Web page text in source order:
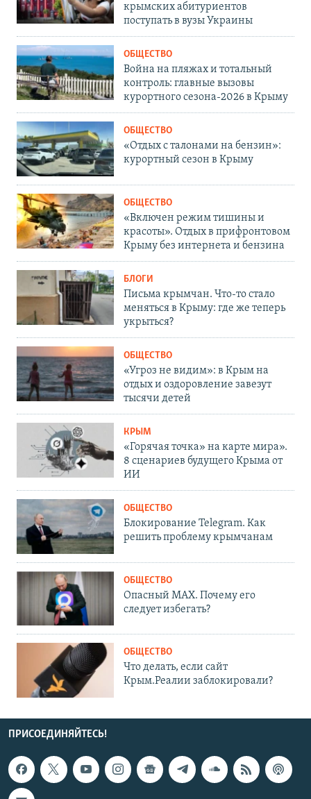
крымских абитуриентов
поступать в вузы Украины
ОБЩЕСТВО
Война на пляжах и тотальный
контроль: главные вызовы
курортного сезона-2026 в Крыму
ОБЩЕСТВО
«Отдых с талонами на бензин»:
курортный сезон в Крыму
ОБЩЕСТВО
«Включен режим тишины и
красоты». Отдых в прифронтовом
Крыму без интернета и бензина
БЛОГИ
Письма крымчан. Что-то стало
меняться в Крыму: где же теперь
укрыться?
ОБЩЕСТВО
«Угроз не видим»: в Крым на
отдых и оздоровление завезут
тысячи детей
КРЫМ
«Горячая точка» на карте мира».
8 сценариев будущего Крыма от
ИИ
ОБЩЕСТВО
Блокирование Telegram. Как
решить проблему крымчанам
ОБЩЕСТВО
Опасный MAX. Почему его
следует избегать?
ОБЩЕСТВО
Что делать, если сайт
Крым.Реалии заблокировали?
ПРИСОЕДИНЯЙТЕСЬ!